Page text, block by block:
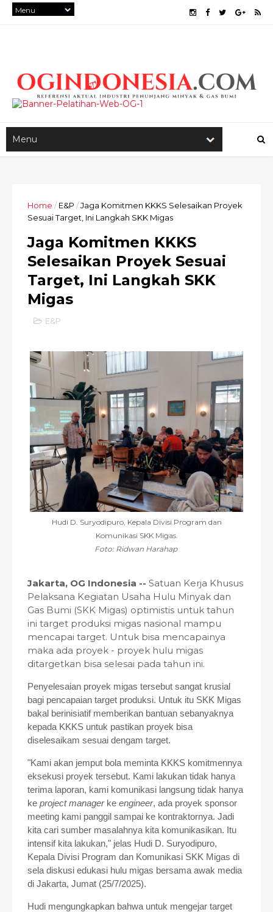
Home / E&P /Jaga Komitmen KKKS Selesaikan Proyek
Sesuai Target, Ini Langkah SKK Migas
Jaga Komitmen KKKS
Selesaikan Proyek Sesuai
Target, Ini Langkah SKK
Migas
E&P
Hudi D. Suryodipuro, Kepala Divisi Program dan
Komunikasi SKK Migas.
Foto: Ridwan Harahap
Jakarta, OG Indonesia -- Satuan Kerja Khusus
Pelaksana Kegiatan Usaha Hulu Minyak dan
Gas Bumi (SKK Migas) optimistis untuk tahun
ini target produksi migas nasional mampu
mencapai target. Untuk bisa mencapainya
maka ada proyek - proyek hulu migas
ditargetkan bisa selesai pada tahun ini.
Penyelesaian proyek migas tersebut sangat krusial
bagi pencapaian target produksi. Untuk itu SKK Migas
bakal berinisiatif memberikan bantuan sebanyaknya
kepada KKKS untuk pastikan proyek bisa
diselesaikam sesuai dengam target.
"Kami akan jemput bola meminta KKKS komitmennya
eksekusi proyek tersebut. Kami lakukan tidak hanya
terima laporan, kami komunikasi langsung tidak hanya
ke project manager ke engineer, ada proyek sponsor
meeting kami panggil sampai ke kontraktornya. Jadi
kita cari sumber masalahnya kita komunikasikan. Itu
intensif kita lakukan," jelas Hudi D. Suryodipuro,
Kepala Divisi Program dan Komunikasi SKK Migas di
sela diskusi edukasi hulu migas bersama awak media
di Jakarta, Jumat (25/7/2025).
Hudi mengungkapkan bahwa untuk mengejar target